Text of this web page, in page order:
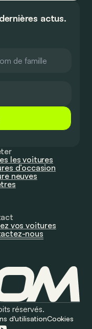
actus.
les voitures
d’occasion
neuves
vos voitures
nous
réservés.
d'utilisationCookies